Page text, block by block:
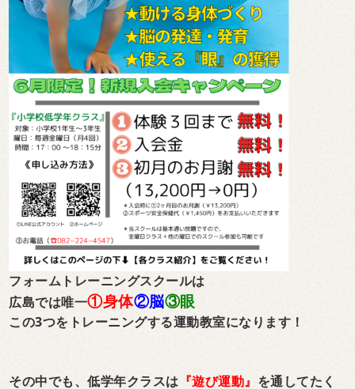
フォームトレーニングスクールは
広島では唯一①身体②脳③眼
この3つをトレーニングする運動教室になります！
その中でも、低学年クラスは 『遊び運動』 を通してたく